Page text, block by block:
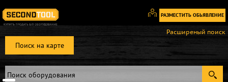
РАЗМЕСТИТЬ ОБЬЯВЛЕНИЕ
Вход
Регистрация
Поиск на карте
Расширеный поиск